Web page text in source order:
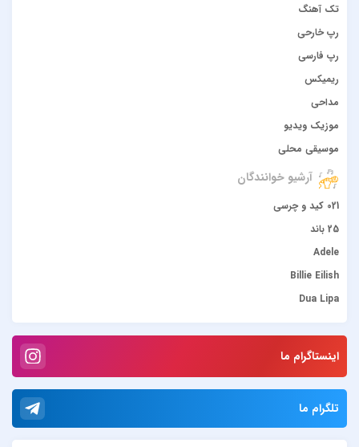
تک آهنگ
رپ خارحی
رپ فارسی
ریمیکس
مداحی
موزیک ویدیو
موسیقی محلی
آرشیو خوانندگان
021 کید و چرسی
25 باند
Adele
Billie Eilish
Dua Lipa
JONY
Lana Del Rey
اینستاگرام ما
تلگرام ما